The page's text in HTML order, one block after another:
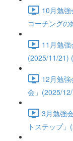
10月勉
コーチング
11月勉強
(2025/11/21)
12月勉
会」(2025/
3月勉強
トステップ